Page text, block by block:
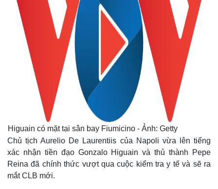
Higuain có mặt tại sân bay Fiumicino - Ảnh: Getty
Chủ tịch Aurelio De Laurentiis của Napoli vừa lên tiếng
xác nhận tiền đạo Gonzalo Higuain và thủ thành Pepe
Reina đã chính thức vượt qua cuộc kiểm tra y tế và sẽ ra
mắt CLB mới.